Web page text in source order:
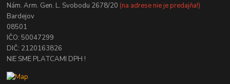
Nám. Arm. Gen. L. Svobodu 2678/20 (na adrese nie je predajňa!)
Bardejov
08501
IČO: 50047299
DIČ: 2120163826
NIE SME PLATCAMI DPH !